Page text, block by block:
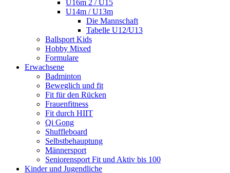
U16m 2 / U15
U14m / U13m
Die Mannschaft
Tabelle U12/U13
Ballsport Kids
Hobby Mixed
Formulare
Erwachsene
Badminton
Beweglich und fit
Fit für den Rücken
Frauenfitness
Fit durch HIIT
Qi Gong
Shuffleboard
Selbstbehauptung
Männersport
Seniorensport Fit und Aktiv bis 100
Kinder und Jugendliche